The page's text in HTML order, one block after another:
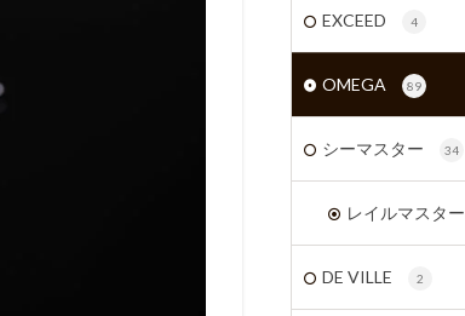
EXCEED 4
OMEGA 89
シーマスター 34
レイルマスター
DE VILLE 2